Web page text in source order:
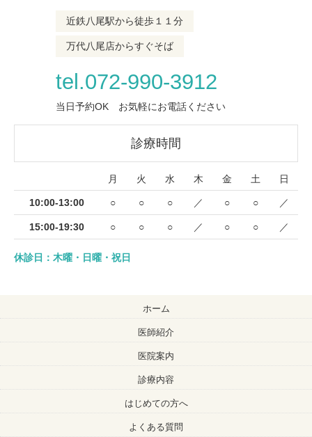
近鉄八尾駅から徒歩１１分
万代八尾店からすぐそば
tel.072-990-3912
当日予約OK お気軽にお電話ください
診療時間
月 火 水 木 金 土 日
10:00-13:00 ○ ○ ○ ／ ○ ○ ／
15:00-19:30 ○ ○ ○ ／ ○ ○ ／
休診日：木曜・日曜・祝日
ホーム
医師紹介
医院案内
診療内容
はじめての方へ
よくある質問